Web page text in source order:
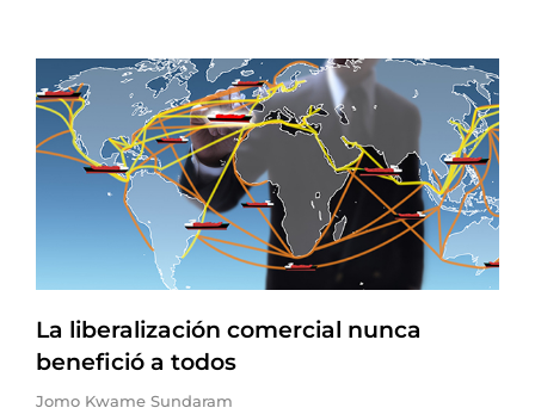
La liberalización comercial nunca
benefició a todos
Jomo Kwame Sundaram